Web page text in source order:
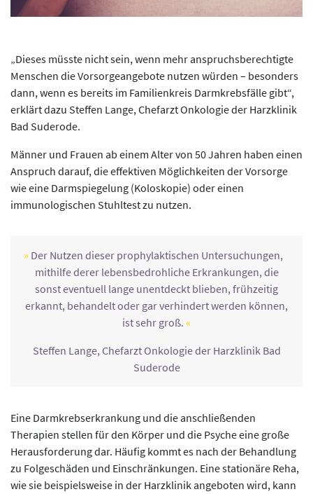
„Dieses müsste nicht sein, wenn mehr anspruchsberechtigte
Menschen die Vorsorgeangebote nutzen würden – besonders
dann, wenn es bereits im Familienkreis Darmkrebsfälle gibt“,
erklärt dazu Steffen Lange, Chefarzt Onkologie der Harzklinik
Bad Suderode.
Männer und Frauen ab einem Alter von 50 Jahren haben einen
Anspruch darauf, die effektiven Möglichkeiten der Vorsorge
wie eine Darmspiegelung (Koloskopie) oder einen
immunologischen Stuhltest zu nutzen.
Der Nutzen dieser prophylaktischen Untersuchungen,
mithilfe derer lebensbedrohliche Erkrankungen, die
sonst eventuell lange unentdeckt blieben, frühzeitig
erkannt, behandelt oder gar verhindert werden können,
ist sehr groß.
Steffen Lange, Chefarzt Onkologie der Harzklinik Bad
Suderode
Eine Darmkrebserkrankung und die anschließenden
Therapien stellen für den Körper und die Psyche eine große
Herausforderung dar. Häufig kommt es nach der Behandlung
zu Folgeschäden und Einschränkungen. Eine stationäre Reha,
wie sie beispielsweise in der Harzklinik angeboten wird, kann